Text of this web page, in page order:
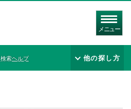
メニュー
検索ヘルプ 他の探し方